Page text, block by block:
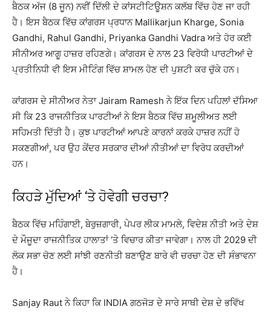
ਬੈਠਕ ਅੱਜ (8 ਜੂਨ) ਨਵੀਂ ਦਿੱਲੀ ਦੇ ਕਾਂਸਟੀਟਿਊਸ਼ਨ ਕਲੱਬ ਵਿੱਚ ਹੋਣ ਜਾ ਰਹੀ
ਹੈ। ਇਸ ਬੈਠਕ ਵਿੱਚ ਕਾਂਗਰਸ ਪ੍ਰਧਾਨ Mallikarjun Kharge, Sonia
Gandhi, Rahul Gandhi, Priyanka Gandhi Vadra ਅਤੇ ਹੋਰ ਕਈ
ਸੀਨੀਅਰ ਆਗੂ ਹਾਜ਼ਰ ਰਹਿਣਗੇ। ਕਾਂਗਰਸ ਦੇ ਨਾਲ 23 ਵਿਰੋਧੀ ਪਾਰਟੀਆਂ ਦੇ
ਪ੍ਰਤੀਨਿਧੀ ਵੀ ਇਸ ਮੀਟਿੰਗ ਵਿੱਚ ਸ਼ਾਮਲ ਹੋਣ ਦੀ ਪੁਸ਼ਟੀ ਕਰ ਚੁੱਕੇ ਹਨ।
ਕਾਂਗਰਸ ਦੇ ਸੀਨੀਅਰ ਨੇਤਾ Jairam Ramesh ਨੇ ਇੱਕ ਦਿਨ ਪਹਿਲਾਂ ਦੱਸਿਆ
ਸੀ ਕਿ 23 ਰਾਜਨੀਤਿਕ ਪਾਰਟੀਆਂ ਨੇ ਇਸ ਬੈਠਕ ਵਿੱਚ ਸ਼ਮੂਲੀਅਤ ਲਈ
ਸਹਿਮਤੀ ਦਿੱਤੀ ਹੈ। ਕੁਝ ਪਾਰਟੀਆਂ ਆਪਣੇ ਕਾਰਨਾਂ ਕਰਕੇ ਹਾਜ਼ਰ ਨਹੀਂ ਹੋ
ਸਕਣਗੀਆਂ, ਪਰ ਉਹ ਕੇਂਦਰ ਸਰਕਾਰ ਦੀਆਂ ਨੀਤੀਆਂ ਦਾ ਵਿਰੋਧ ਕਰਦੀਆਂ
ਹਨ।
ਕਿਹੜੇ ਮੁੱਦਿਆਂ ‘ਤੇ ਹੋਵੇਗੀ ਚਰਚਾ?
ਬੈਠਕ ਵਿੱਚ ਮਹਿੰਗਾਈ, ਬੇਰੁਜ਼ਗਾਰੀ, ਪੇਪਰ ਲੀਕ ਮਾਮਲੇ, ਵਿਦੇਸ਼ ਨੀਤੀ ਅਤੇ ਦੇਸ਼
ਦੇ ਮੌਜੂਦਾ ਰਾਜਨੀਤਿਕ ਹਾਲਾਤਾਂ ‘ਤੇ ਵਿਚਾਰ ਕੀਤਾ ਜਾਵੇਗਾ। ਨਾਲ ਹੀ 2029 ਦੀ
ਲੋਕ ਸਭਾ ਚੋਣ ਲਈ ਸਾਂਝੀ ਰਣਨੀਤੀ ਬਣਾਉਣ ਬਾਰੇ ਵੀ ਚਰਚਾ ਹੋਣ ਦੀ ਸੰਭਾਵਨਾ
ਹੈ।
Sanjay Raut ਨੇ ਕਿਹਾ ਕਿ INDIA ਗਠਜੋੜ ਦੇ ਸਾਰੇ ਸਾਥੀ ਦੇਸ਼ ਦੇ ਭਵਿੱਖ